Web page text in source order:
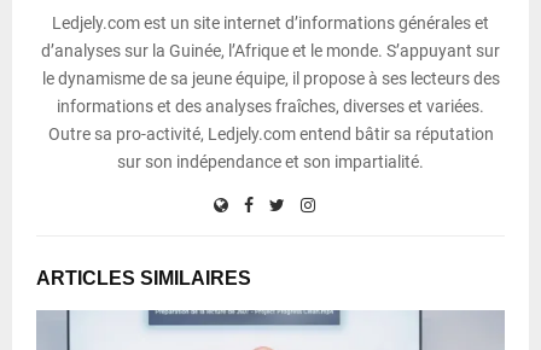
Ledjely.com est un site internet d’informations générales et
d’analyses sur la Guinée, l’Afrique et le monde. S’appuyant sur
le dynamisme de sa jeune équipe, il propose à ses lecteurs des
informations et des analyses fraîches, diverses et variées.
Outre sa pro-activité, Ledjely.com entend bâtir sa réputation
sur son indépendance et son impartialité.
ARTICLES SIMILAIRES